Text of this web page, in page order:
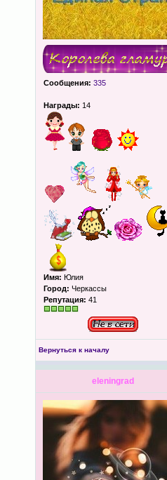
Сообщения: 335
Награды: 14
Имя: Юлия
Город: Черкассы
Репутация: 41
Вернуться к началу
eleningrad